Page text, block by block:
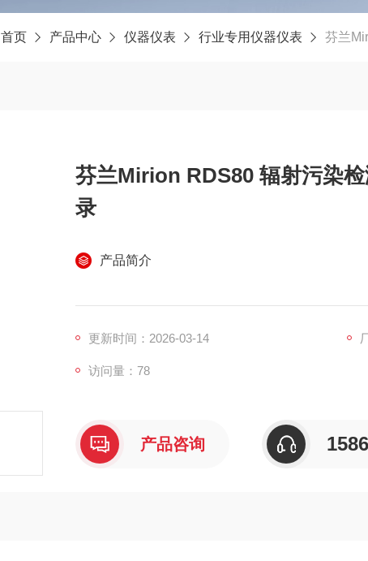
首页 产品中心 仪器仪表 行业专用仪器仪表 芬兰
芬兰Mirion RDS80 辐射污染
录
产品简介
更新时间：2026-03-14
访问量：78
产品咨询